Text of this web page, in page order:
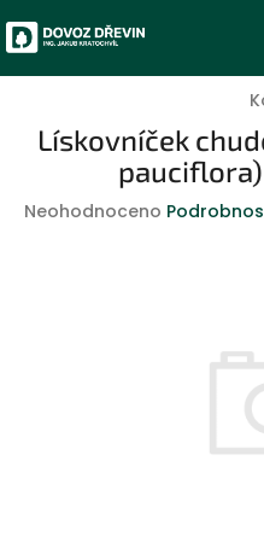
na
obsah
Lískovníček
pauciflora)
Průměrné
Neohodnoceno